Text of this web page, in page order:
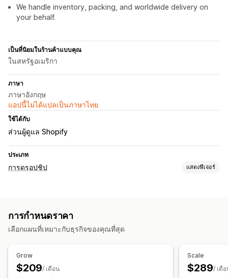
We handle inventory, packing, and worldwide delivery on
your behalf.
เป็นที่นิยมในร้านค้าแบบคุณ
ในสหรัฐอเมริกา
ภาษา
ภาษาอังกฤษ
แอปนี้ไม่ได้แปลเป็นภาษาไทย
ใช้ได้กับ
ส่วนผู้ดูแล Shopify
ประเภท
การดรอปชิป แสดงฟีเจอร์
ตำแหน่งที่ตั้งที่จัดหา
สหรัฐอเมริกา อิตาลี
การกำหนดราคา
เลือกแผนที่เหมาะกับธุรกิจของคุณที่สุด
Grow
$209/ เดือน
Scale
$289/ เดื